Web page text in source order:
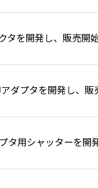
タを開発し、販売開
ダプタを開発し、販
タ用シャッターを開